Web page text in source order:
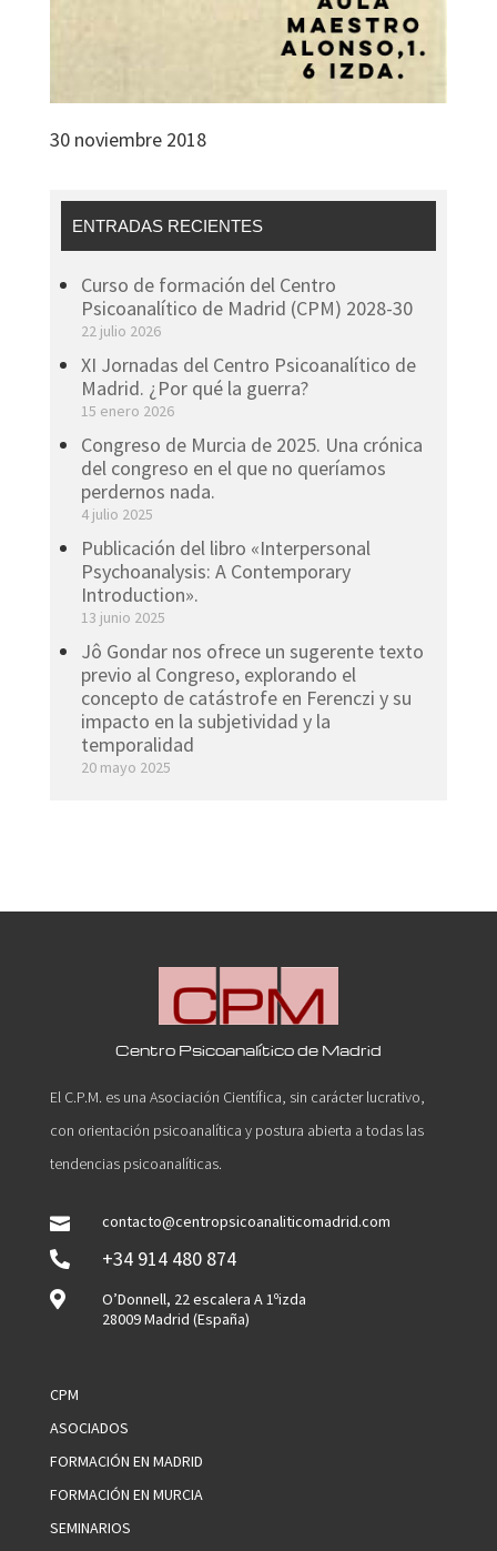
30 noviembre 2018
ENTRADAS RECIENTES
Curso de formación del Centro
Psicoanalítico de Madrid (CPM) 2028-30
22 julio 2026
XI Jornadas del Centro Psicoanalítico de
Madrid. ¿Por qué la guerra?
15 enero 2026
Congreso de Murcia de 2025. Una crónica
del congreso en el que no queríamos
perdernos nada.
4 julio 2025
Publicación del libro «Interpersonal
Psychoanalysis: A Contemporary
Introduction».
13 junio 2025
Jô Gondar nos ofrece un sugerente texto
previo al Congreso, explorando el
concepto de catástrofe en Ferenczi y su
impacto en la subjetividad y la
temporalidad
20 mayo 2025
Centro Psicoanalítico de Madrid
El C.P.M. es una Asociación Científica, sin carácter lucrativo,
con orientación psicoanalítica y postura abierta a todas las
tendencias psicoanalíticas.

contacto@centropsicoanaliticomadrid.com

+34 914 480 874

O’Donnell, 22 escalera A 1ºizda
28009 Madrid (España)
CPM
ASOCIADOS
FORMACIÓN EN MADRID
FORMACIÓN EN MURCIA
SEMINARIOS